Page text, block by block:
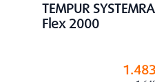
TEMPUR
Flex 2000
Verkaufspreis: